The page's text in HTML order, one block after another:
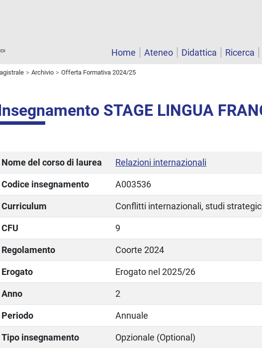
Home
Ateneo Didattica Ricerca
Archivio Offerta Formativa 2024/25
STAGE LINGUA
Nome del corso di laurea Relazioni internazionali
Codice insegnamento A003536
Curriculum Conflitti internazionali, studi
CFU 9
Regolamento Coorte 2024
Erogato Erogato nel 2025/26
Anno 2
Periodo Annuale
Tipo insegnamento Opzionale (Optional)